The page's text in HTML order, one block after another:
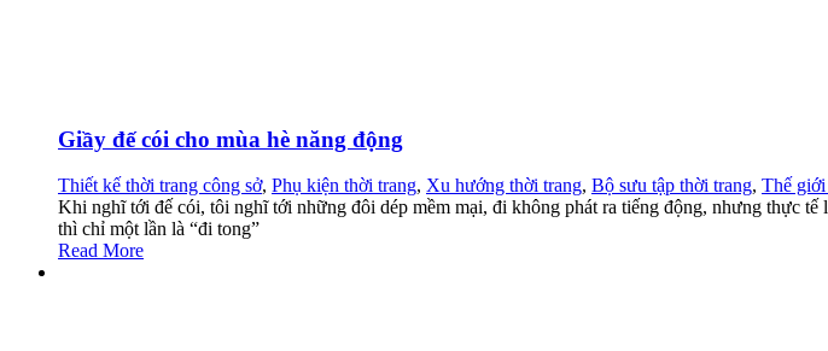
Giầy đế cói cho mùa hè năng động
Thiết kế thời trang công sở, Phụ kiện thời trang, Xu hướng thời trang, Bộ sưu tập thời trang, Thế
Khi nghĩ tới đế cói, tôi nghĩ tới những đôi dép mềm mại, đi không phát ra tiếng động, nhưng thực
thì chỉ một lần là “đi tong”
Read More